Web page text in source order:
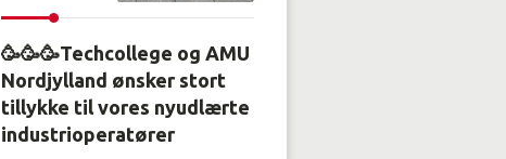
🥳🥳🥳Techcollege og AMU
Nordjylland ønsker stort
tillykke til vores nyudlærte
industrioperatører